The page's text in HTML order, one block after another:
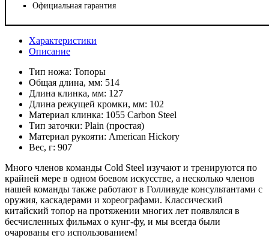
Официальная гарантия
Характеристики
Описание
Тип ножа: Топоры
Общая длина, мм: 514
Длина клинка, мм: 127
Длина режущей кромки, мм: 102
Материал клинка: 1055 Carbon Steel
Тип заточки: Plain (простая)
Материал рукояти: American Hickory
Вес, г: 907
Много членов команды Cold Steel изучают и тренируются по
крайней мере в одном боевом искусстве, а несколько членов
нашей команды также работают в Голливуде консультантами с
оружия, каскадерами и хореографами. Классический
китайский топор на протяжении многих лет появлялся в
бесчисленных фильмах о кунг-фу, и мы всегда были
очарованы его использованием!